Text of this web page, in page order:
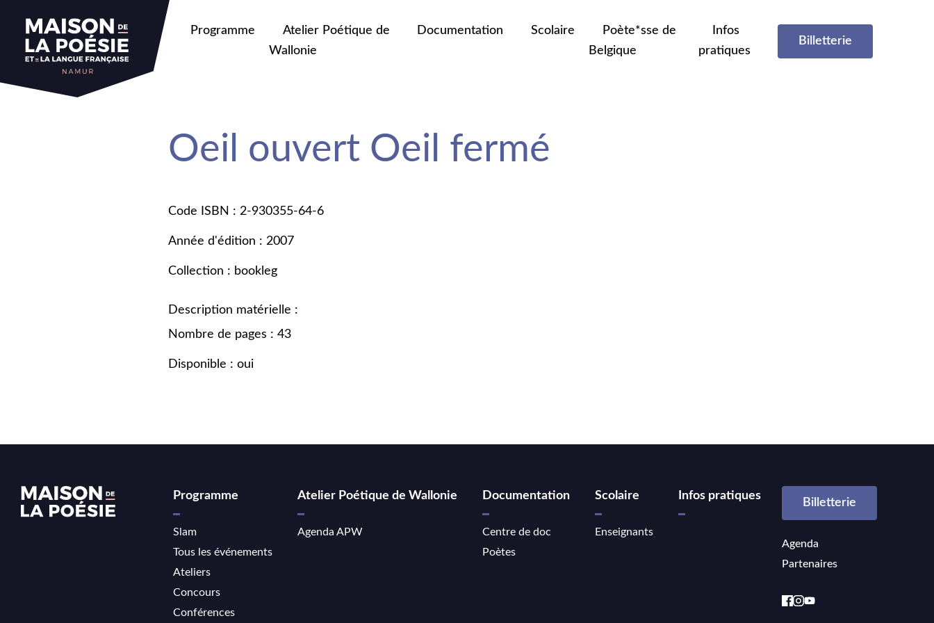
Programme
Atelier Poétique de
Wallonie
Documentation Scolaire
Poète*sse de
Belgique
Infos
pratiques
Billetterie
Oeil ouvert Oeil fermé
Code ISBN : 2-930355-64-6
Année d'édition : 2007
Collection : bookleg
Description matérielle :
Nombre de pages : 43
Disponible : oui
Programme
Slam
Tous les événements
Ateliers
Concours
Conférences
Atelier Poétique de Wallonie
Agenda APW
Documentation
Centre de doc
Poètes
Scolaire
Enseignants
Infos pratiques
Billetterie
Agenda
Partenaires